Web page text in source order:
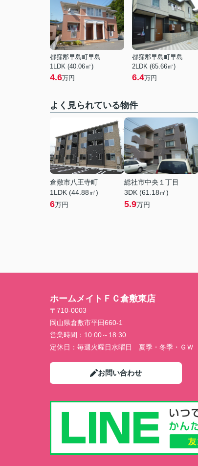
都窪郡早島町早島
1LDK (40.06㎡)
4.6万円
都窪郡早島町早島
2LDK (65.66㎡)
6.4万円
よく見られている物件
倉敷市八王寺町
1LDK (44.88㎡)
6万円
総社市中央１丁目
3DK (61.18㎡)
5.9万円
ホームメイトＦＣ倉敷東店
〒710-0003
岡山県倉敷市平田660-1
営業時間： 10:00～18:30
定休日： 毎週火曜日水曜日 夏季・冬季・ＧＷ
お問い合わせ